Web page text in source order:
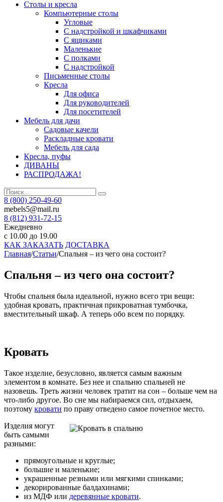
Столы и кресла
Компьютерные столы
Угловые
С надстройкой и шкафчиками
С ящиками
Маленькие
С полками
С надстройкой
Письменные столы
Кресла
Для офиса
Для руководителей
Для посетителей
Мебель для дачи
Садовые качели
Раскладные кровати
Мебель для сада
Кресла, пуфы
ДИВАНЫ
РАСПРОДАЖА!
8 (800) 250-49-60
mebels5@mail.ru
8 (812) 931-72-15
Ежедневно
с 10.00 до 19.00
КАК ЗАКАЗАТЬ ДОСТАВКА
Главная/Статьи/Спальня – из чего она состоит?
Спальня – из чего она состоит?
Чтобы спальня была идеальной, нужно всего три вещи:
удобная кровать, практичная прикроватная тумбочка,
вместительный шкаф. А теперь обо всем по порядку.
Кровать
Такое изделие, безусловно, является самым важным
элементом в комнате. Без нее и спальню спальней не
назовешь. Треть жизни человек тратит на сон – больше чем на
что-либо другое. Во сне мы набираемся сил, отдыхаем,
поэтому кровати по праву отведено самое почетное место.
Изделия могут
быть самыми
разными:
прямоугольные и круглые;
большие и маленькие;
украшенные резными или мягкими спинками;
декорированные балдахинами;
из МДФ или деревянные кровати.